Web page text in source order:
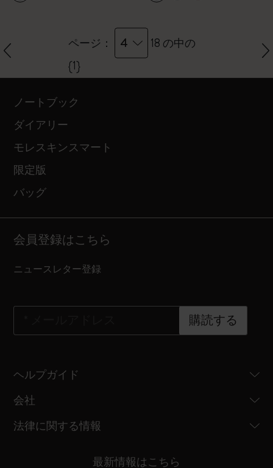
ページ： 4
18 の中の
{1}
ノートブック
ダイアリー
モレスキンスマート
限定版
バッグ
会員登録はこちら
ニュースレター登録
購読する
ヘルプガイド
会社
法律に関する情報
最新情報はこちら